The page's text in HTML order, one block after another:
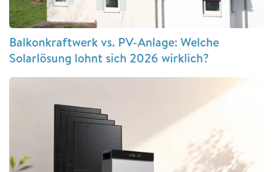
Balkonkraftwerk vs. PV-Anlage: Welche
Solarlösung lohnt sich 2026 wirklich?